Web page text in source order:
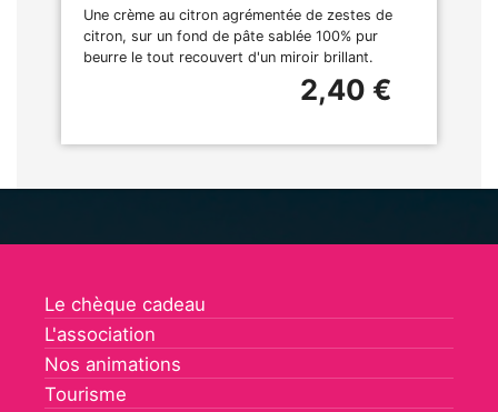
Une crème au citron agrémentée de zestes de
citron, sur un fond de pâte sablée 100% pur
beurre le tout recouvert d'un miroir brillant.
2,40 €
Le chèque cadeau
L'association
Nos animations
Tourisme